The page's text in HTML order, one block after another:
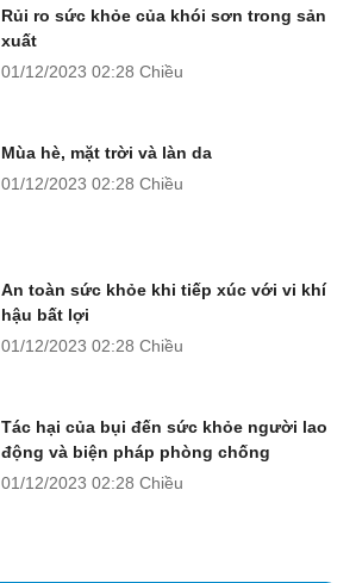
Rủi ro sức khỏe của khói sơn trong sản
xuất
01/12/2023 02:28 Chiều
Mùa hè, mặt trời và làn da
01/12/2023 02:28 Chiều
An toàn sức khỏe khi tiếp xúc với vi khí
hậu bất lợi
01/12/2023 02:28 Chiều
Tác hại của bụi đến sức khỏe người lao
động và biện pháp phòng chống
01/12/2023 02:28 Chiều